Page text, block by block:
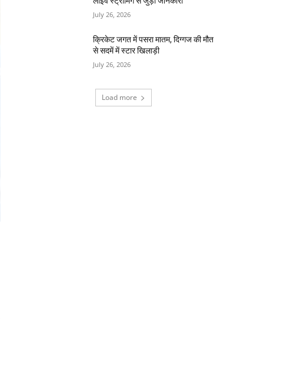
July 26, 2026
क्रिकेट जगत में पसरा मातम, दिग्गज की मौत
से सदमें में स्टार खिलाड़ी
July 26, 2026
Load more